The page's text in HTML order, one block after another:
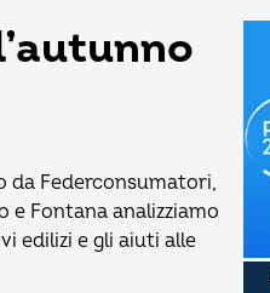
da Federconsumatori,
Fontana analizziamo
edilizi e gli aiuti alle